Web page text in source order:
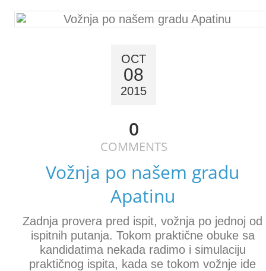
OCT
08
2015
0
COMMENTS
Vožnja po našem gradu
Apatinu
Zadnja provera pred ispit, vožnja po jednoj od
ispitnih putanja. Tokom praktične obuke sa
kandidatima nekada radimo i simulaciju
praktičnog ispita, kada se tokom vožnje ide